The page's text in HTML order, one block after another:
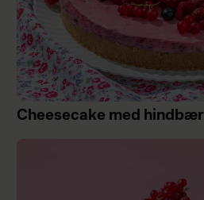
Cheesecake med hindbær